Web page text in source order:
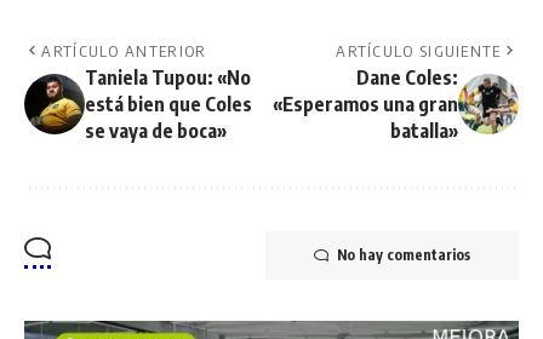
ARTÍCULO ANTERIOR
Taniela Tupou: «No
está bien que Coles
se vaya de boca»
ARTÍCULO SIGUIENTE
Dane Coles:
«Esperamos una gran
batalla»
No hay comentarios